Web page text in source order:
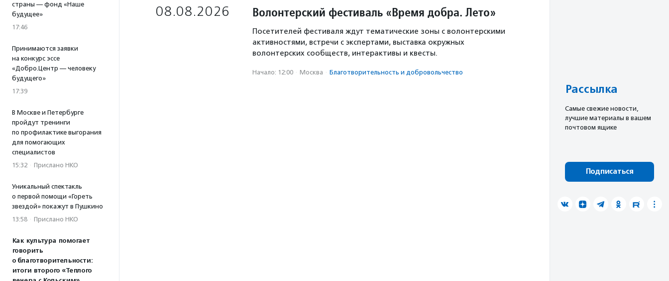
страны — фонд «Наше
будущее»
17:46
Принимаются заявки
на конкурс эссе
«Добро.Центр — человеку
будущего»
17:39
В Москве и Петербурге
пройдут тренинги
по профилактике выгорания
для помогающих
специалистов
15:32 · Прислано НКО
Уникальный спектакль
о первой помощи «Гореть
звездой» покажут в Пушкино
13:58 · Прислано НКО
Как культура помогает
говорить
о благотворительности:
итоги второго «Теплого
08.08.2026 Волонтерский фестиваль «Время добра. Лето»
Посетителей фестиваля ждут тематические зоны с волонтерскими
активностями, встречи с экспертами, выставка окружных
волонтерских сообществ, интерактивы и квесты.
Начало: 12:00 · Москва · Благотвори­тель­ность и доброволь­чест­во
Рассылка
Cамые свежие новости,
лучшие материалы в вашем
почтовом ящике
Подписаться